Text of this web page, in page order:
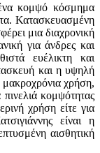
κομψό κόσμημα
Κατασκευασμένη
μια διαχρονική
για άνδρες και
ευέλικτη και
και η υψηλή
μακροχρόνια χρήση,
κομψότητας
χρήση είτε για
είναι η
αισθητική